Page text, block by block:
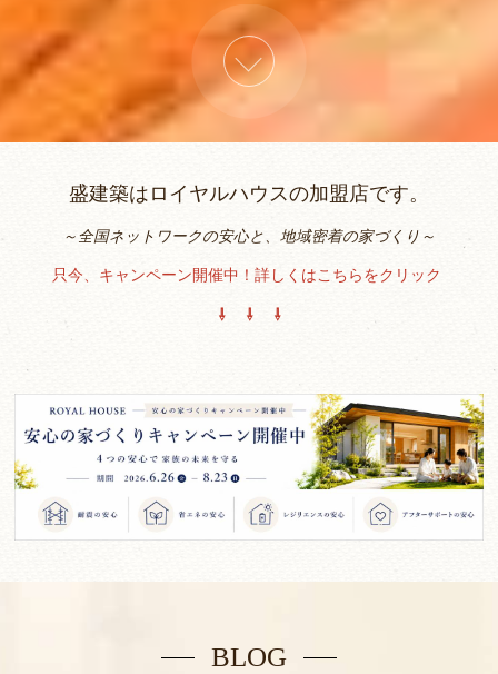
盛建築はロイヤルハウスの加盟店です。
～全国ネットワークの安心と、地域密着の家づくり～
只今、キャンペーン開催中！詳しくはこちらをクリック
⇩ ⇩ ⇩
BLOG